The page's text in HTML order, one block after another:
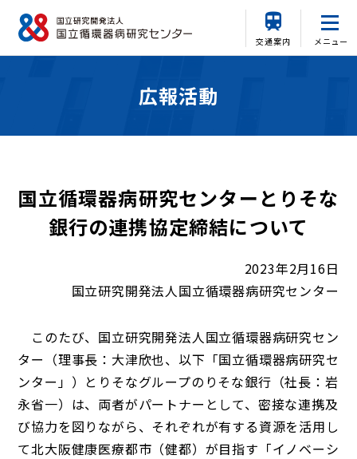
交通案内 メニュー
広報活動
国立循環器病研究センターとりそな
銀行の連携協定締結について
2023年2月16日
国立研究開発法人国立循環器病研究センター
このたび、国立研究開発法人国立循環器病研究セン
ター（理事長：大津欣也、以下「国立循環器病研究セ
ンター」）とりそなグループのりそな銀行（社長：岩
永省一）は、両者がパートナーとして、密接な連携及
び協力を図りながら、それぞれが有する資源を活用し
て北大阪健康医療都市（健都）が目指す「イノベーシ